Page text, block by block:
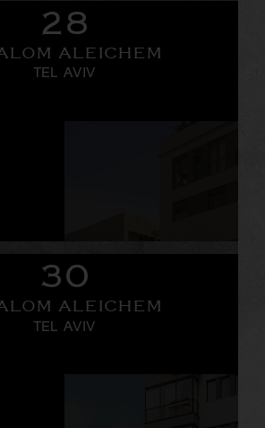
28
ALEICHEM
TEL AVIV
30
ALEICHEM
TEL AVIV